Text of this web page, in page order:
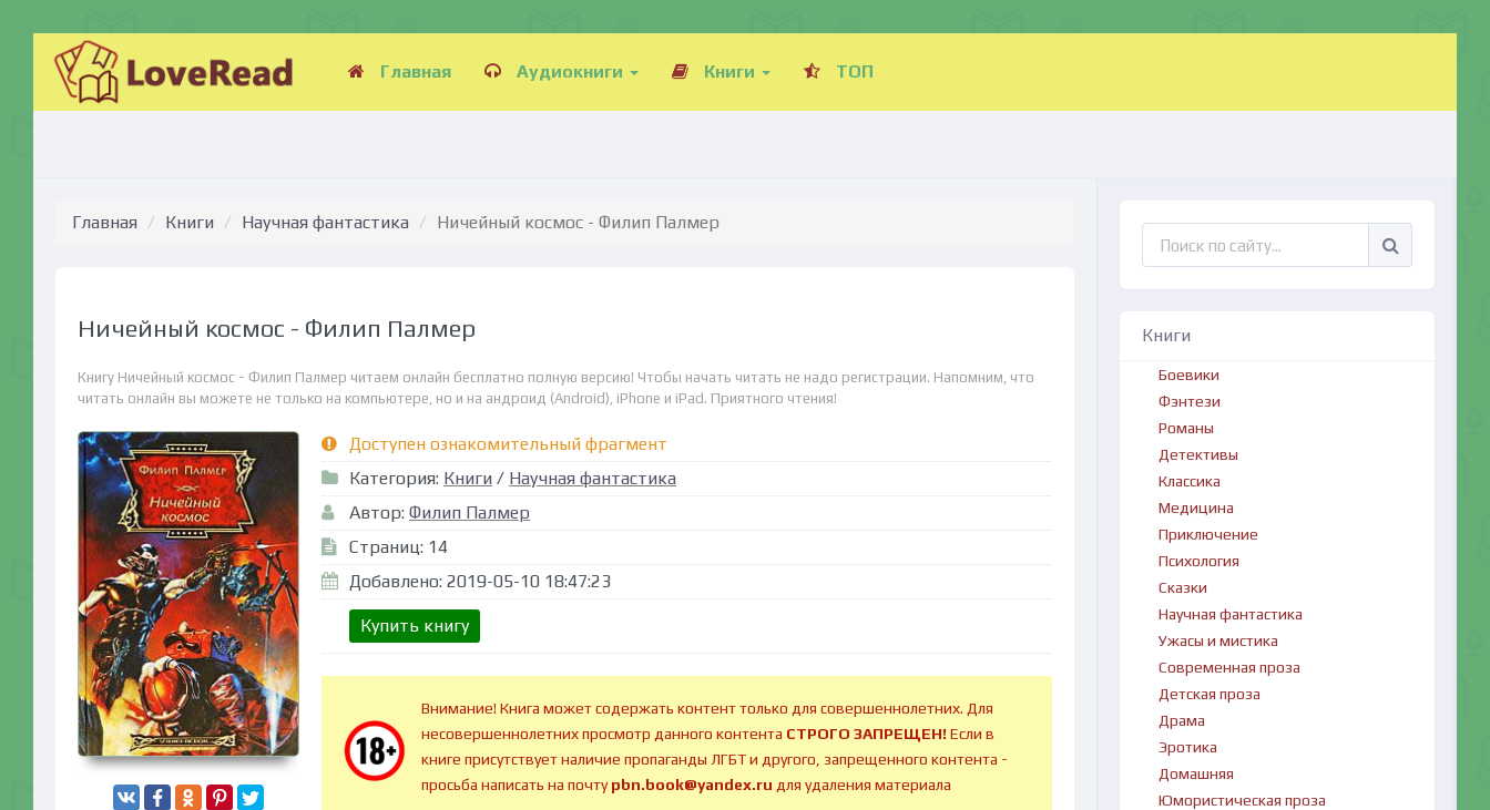
Главная Аудиокниги Книги ТОП
Главная Книги Научная фантастика Ничейный космос - Филип Палмер
Ничейный космос - Филип Палмер
Книгу Ничейный космос - Филип Палмер читаем онлайн бесплатно полную версию! Чтобы начать читать не надо регистрации. Напомним, что
читать онлайн вы можете не только на компьютере, но и на андроид (Android), iPhone и iPad. Приятного чтения!
Доступен ознакомительный фрагмент
Категория: Книги / Научная фантастика
Автор: Филип Палмер
Страниц: 14
Добавлено: 2019-05-10 18:47:23
Купить книгу
Внимание! Книга может содержать контент только для совершеннолетних. Для
несовершеннолетних просмотр данного контента СТРОГО ЗАПРЕЩЕН!Если в
книге присутствует наличие пропаганды ЛГБТ и другого, запрещенного контента -
просьба написать на почтуpbn.book@yandex.ru для удаления материала
Книги
Боевики
Фэнтези
Романы
Детективы
Классика
Медицина
Приключение
Психология
Сказки
Научная фантастика
Ужасы и мистика
Современная проза
Детская проза
Драма
Эротика
Домашняя
Юмористическая проза